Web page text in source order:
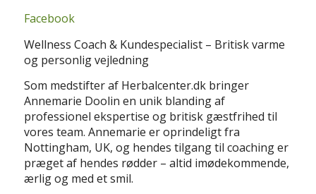
Facebook
Wellness Coach & Kundespecialist – Britisk varme
og personlig vejledning
Som medstifter af Herbalcenter.dk bringer
Annemarie Doolin en unik blanding af
professionel ekspertise og britisk gæstfrihed til
vores team. Annemarie er oprindeligt fra
Nottingham, UK, og hendes tilgang til coaching er
præget af hendes rødder – altid imødekommende,
ærlig og med et smil.